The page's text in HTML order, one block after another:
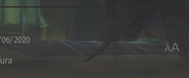
2020
AA